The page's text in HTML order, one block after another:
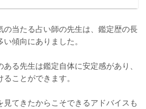
の当たる占い師の先生は、鑑定歴の長
傾向にありました。
る先生は鑑定自体に安定感があり、
ことができます。
見てきたからこそできるアドバイスも